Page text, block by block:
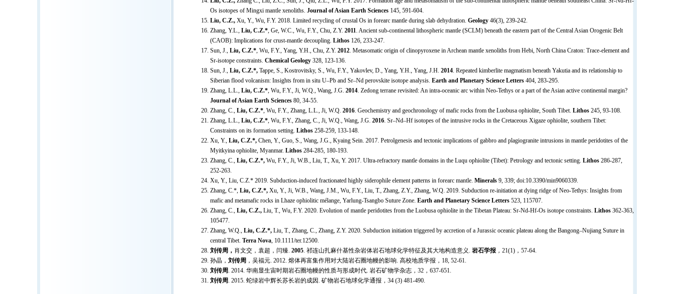
Os isotopes of Mingxi mantle xenoliths. Journal of Asian Earth Sciences 145, 591-604.
Liu, C.Z., Xu, Y., Wu, F.Y. 2018. Limited recycling of crustal Os in forearc mantle during slab dehydration. Geology 46(3), 239-242.
Zhang, Y.L., Liu, C.Z.*, Ge, W.C., Wu, F.Y., Chu, Z.Y. 2011. Ancient sub-continental lithospheric mantle (SCLM) beneath the eastern part of the Central Asian Orogenic Belt
(CAOB): Implications for crust-mantle decoupling. Lithos 126, 233-247.
Sun, J., Liu, C.Z.*, Wu, F.Y., Yang, Y.H., Chu, Z.Y. 2012. Metasomatic origin of clinopyroxene in Archean mantle xenoliths from Hebi, North China Craton: Trace-element and
Sr-isotope constraints. Chemical Geology 328, 123-136.
Sun, J., Liu, C.Z.*, Tappe, S., Kostrovitsky, S., Wu, F.Y., Yakovlev, D., Yang, Y.H., Yang, J.H. 2014. Repeated kimberlite magmatism beneath Yakutia and its relationship to
Siberian flood volcanism: Insights from in situ U–Pb and Sr–Nd perovskite isotope analysis. Earth and Planetary Science Letters 404, 283-295.
Zhang, L.L., Liu, C.Z.*, Wu, F.Y., Ji, W.Q., Wang, J.G. 2014. Zedong terrane revisited: An intra-oceanic arc within Neo-Tethys or a part of the Asian active continental margin?
Journal of Asian Earth Sciences 80, 34-55.
Zhang, C., Liu, C.Z.*, Wu, F.Y., Zhang, L.L., Ji, W.Q. 2016. Geochemistry and geochronology of mafic rocks from the Luobusa ophiolite, South Tibet. Lithos 245, 93-108.
Zhang, L.L., Liu, C.Z.*, Wu, F.Y., Zhang, C., Ji, W.Q., Wang, J.G. 2016. Sr–Nd–Hf isotopes of the intrusive rocks in the Cretaceous Xigaze ophiolite, southern Tibet:
Constraints on its formation setting. Lithos 258-259, 133-148.
Xu, Y., Liu, C.Z.*, Chen, Y., Guo, S., Wang, J.G., Kyaing Sein. 2017. Petrolgenesis and tectonic implications of gabbro and plagiogranite intrusions in mantle peridotites of the
Myitkyina ophiolite, Myanmar. Lithos 284-285, 180-193.
Zhang, C., Liu, C.Z.*, Wu, F.Y., Ji, W.B., Liu, T., Xu, Y. 2017. Ultra-refractory mantle domains in the Luqu ophiolite (Tibet): Petrology and tectonic setting. Lithos 286-287,
252-263.
Xu, Y., Liu, C.Z.* 2019. Subduction-induced fractionated highly siderophile element patterns in forearc mantle. Minerals 9, 339; doi:10.3390/min9060339.
Zhang, C.*, Liu, C.Z.*, Xu, Y., Ji, W.B., Wang, J.M., Wu, F.Y., Liu, T., Zhang, Z.Y., Zhang, W.Q. 2019. Subduction re-initiation at dying ridge of Neo-Tethys: Insights from
mafic and metamafic rocks in Lhaze ophiolitic mélange, Yarlung-Tsangbo Suture Zone. Earth and Planetary Science Letters 523, 115707.
Zhang, C., Liu, C.Z., Liu, T., Wu, F.Y. 2020. Evolution of mantle peridotites from the Luobusa ophiolite in the Tibetan Plateau: Sr-Nd-Hf-Os isotope constraints. Lithos 362-363,
105477.
Zhang, W.Q., Liu, C.Z.*, Liu, T., Zhang, C., Zhang, Z.Y. 2020. Subduction initiation triggered by accretion of a Jurassic oceanic plateau along the Bangong–Nujiang Suture in
central Tibet. Terra Nova, 10.1111/ter.12500.
刘传周， 肖文交，袁超，闫臻. 2005. 祁连山扎麻什基性杂岩体岩石地球化学特征及其大地构造意义. 岩石学报 ， 21(1)，57-64.
孙晶， 刘传周 ，吴福元. 2012. 熔体再富集作用对大陆岩石圈地幔的影响. 高校地质学报，18, 52-61.
刘传周 . 2014. 华南显生宙时期岩石圈地幔的性质与形成时代. 岩石矿物学杂志，32，637-651.
刘传周 . 2015. 蛇绿岩中辉长苏长岩的成因. 矿物岩石地球化学通报，34 (3) 481-490.